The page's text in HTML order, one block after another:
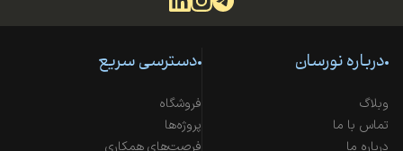
درباره نورسان
وبلاگ
تماس با ما
درباره ما
دسترسی سریع
فروشگاه
پروژه‌ها
فرصت‌های همکاری